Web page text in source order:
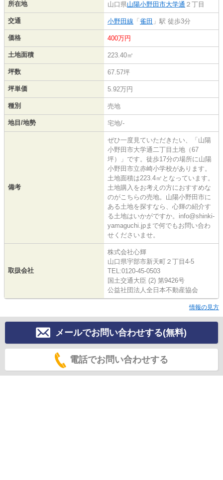
所在地 山口県山陽小野田市大学通 ２丁目
交通 小野田線 「 雀田 」駅 徒歩3分
価格 400万円
土地面積 223.40㎡
坪数 67.57坪
坪単価 5.92万円
種別 売地
地目/地勢 宅地/-
備考
ぜひ一度見ていただきたい、「山陽
小野田市大学通二丁目土地（67
坪）」です。徒歩17分の場所に山陽
小野田市立赤崎小学校があります。
土地面積は223.4㎡となっています。
土地購入をお考えの方におすすめな
のがこちらの売地。山陽小野田市に
ある土地を探すなら、心輝の紹介す
る土地はいかがですか。info@shinki-
yamaguchi.jpまで何でもお問い合わ
せくださいませ。
取扱会社
株式会社心輝
山口県宇部市新天町２丁目4-5
TEL:0120-45-0503
国土交通大臣 (2) 第9426号
公益社団法人全日本不動産協会
情報の見方
メールでお問い合わせする(無料)
電話でお問い合わせする